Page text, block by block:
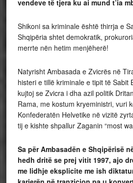
vendeve të tjera ku ai mund t’ia
Shikoni sa kriminale është thirrja e
Shqipëria shtet demokratik,
merrte nën hetim menjëherë!
Natyrisht Ambasada e Zvicrës në
histeri e tillë kriminale e tipit të Sabit
kujtoj se Zvicra i dha azil politik
Rama, me kostum kryeministri, vuri
Konfederatën Helvetike në vizitë
tij e kishte shpallur Zaganin “most
Sa për Ambasadën e Shqipërisë
hedh dritë se prej vitit 1997, ajo
me lidhje eksplicite me ish